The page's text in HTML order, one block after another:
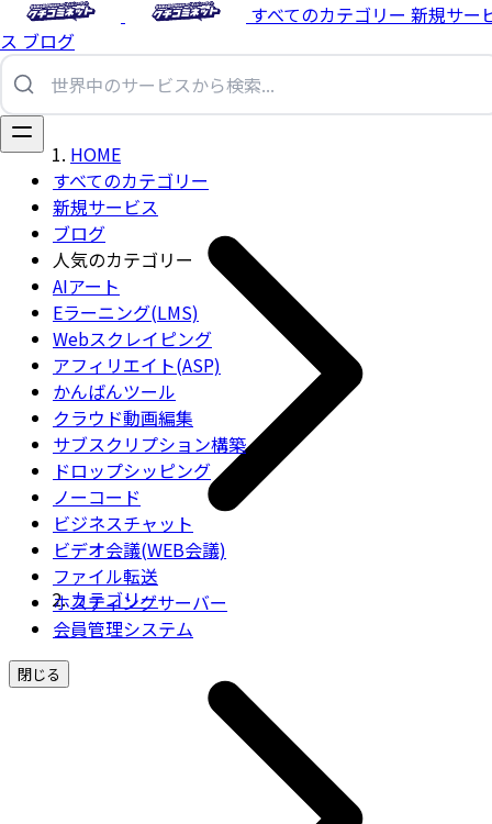
すべてのカテゴリー 新規サー
ス ブログ
すべてのカテゴリー
新規サービス
ブログ
人気のカテゴリー
AIアート
Eラーニング(LMS)
Webスクレイピング
アフィリエイト(ASP)
かんばんツール
クラウド動画編集
サブスクリプション構築
ドロップシッピング
ノーコード
ビジネスチャット
ビデオ会議(WEB会議)
ファイル転送
ホスティングサーバー
会員管理システム
閉じる
HOME
カテゴリー